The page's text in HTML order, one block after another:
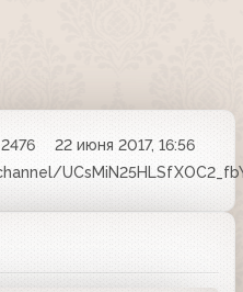
2476
22 июня 2017, 16:56